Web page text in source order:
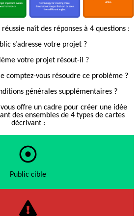
naît des réponses à 4 questions :
s’adresse votre projet ?
votre projet résout-il ?
comptez-vous résoudre ce problème ?
générales supplémentaires ?
offre un cadre pour créer une idée
des ensembles de 4 types de cartes
décrivant :
Public cible